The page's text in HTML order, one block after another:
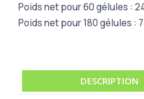
Poids net pour 60 gélules :
Poids net pour 180 gélules :
DESCRIPTION